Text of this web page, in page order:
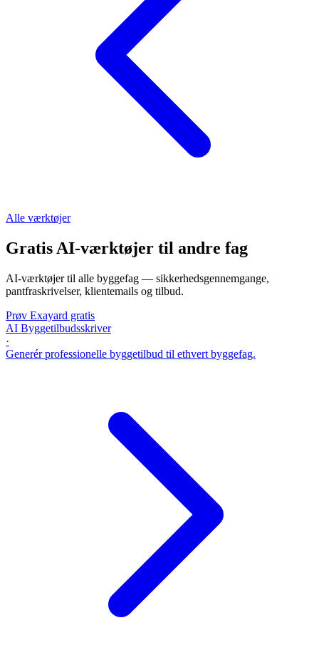
Alle værktøjer
Gratis AI-værktøjer til andre fag
AI-værktøjer til alle byggefag — sikkerhedsgennemgange,
pantfraskrivelser, klientemails og tilbud.
Prøv Exayard gratis
AI Byggetilbudsskriver
·
Generér professionelle byggetilbud til ethvert byggefag.